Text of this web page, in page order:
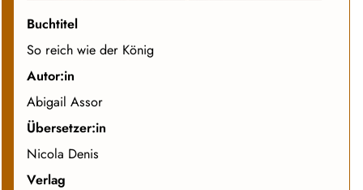
Buchtitel
So reich wie der König
Autor:in
Abigail Assor
Übersetzer:in
Nicola Denis
Verlag